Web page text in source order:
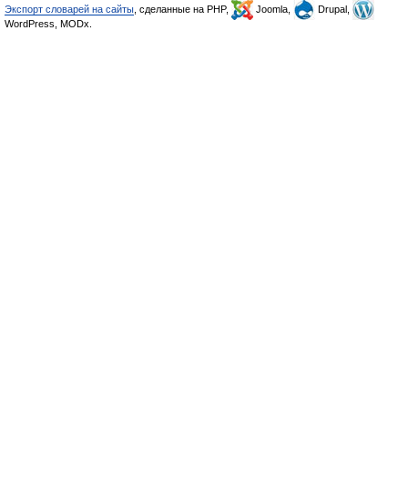
Экспорт словарей на сайты , сделанные на PHP, Joomla,
Drupal,
WordPress, MODx.